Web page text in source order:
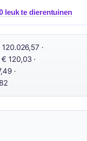
leuk te dierentuinen
·
€ 120,03 ·
·